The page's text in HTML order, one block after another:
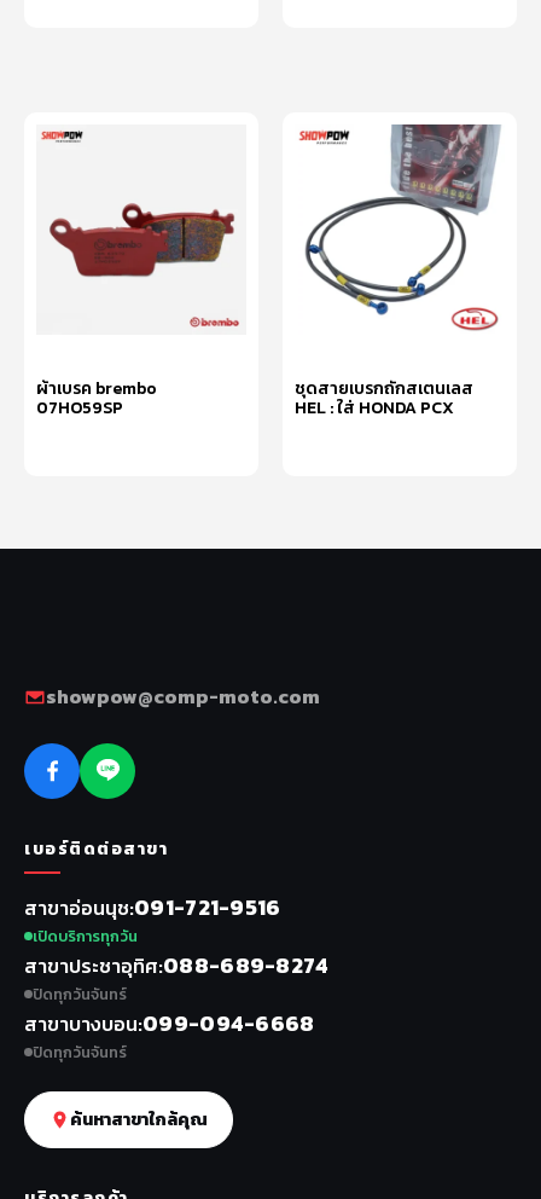
ผ้าเบรค brembo
07HO59SP
ชุดสายเบรกถักสเตนเลส
HEL : ใส่ HONDA PCX
showpow@comp-moto.com
เบอร์ติดต่อสาขา
สาขาอ่อนนุช 091-721-9516
เปิดบริการทุกวัน
สาขาประชาอุทิศ 088-689-8274
ปิดทุกวันจันทร์
สาขาบางบอน 099-094-6668
ปิดทุกวันจันทร์
ค้นหาสาขาใกล้คุณ